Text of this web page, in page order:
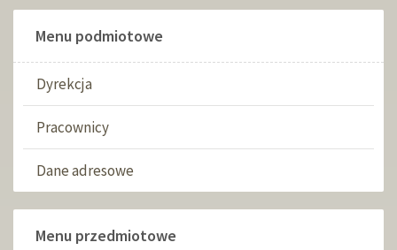
Menu podmiotowe
Dyrekcja
Pracownicy
Dane adresowe
Menu przedmiotowe